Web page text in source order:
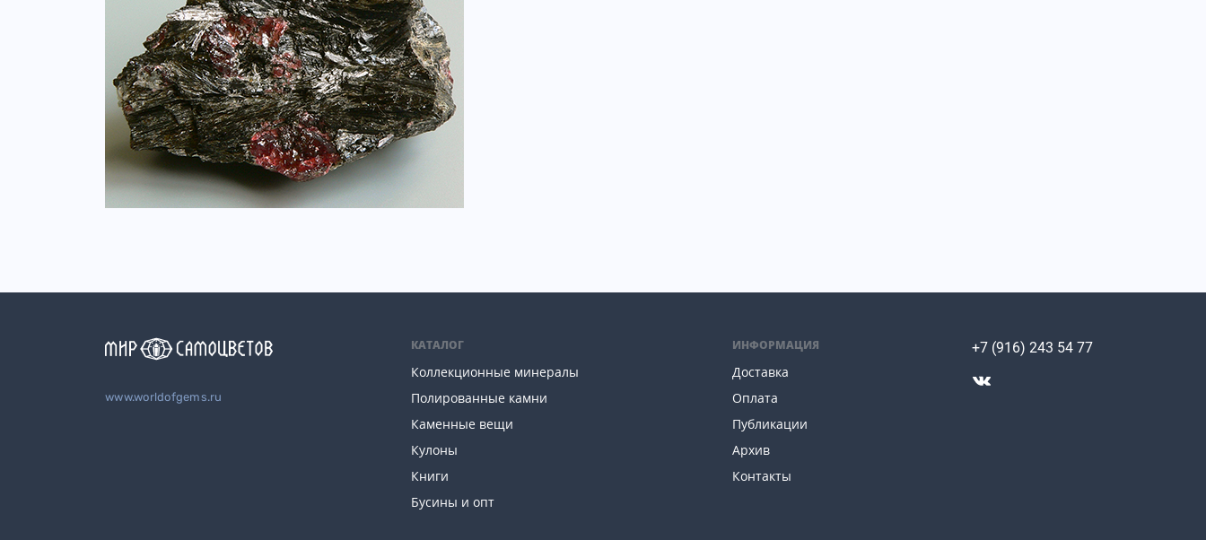
www.worldofgems.ru
КАТАЛОГ
Коллекционные минералы
Полированные камни
Каменные вещи
Кулоны
Книги
Бусины и опт
ИНФОРМАЦИЯ
Доставка
Оплата
Публикации
Архив
Контакты
+7 (916) 243 54 77